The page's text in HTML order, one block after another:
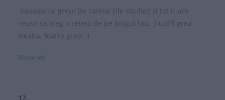
Vaaaaai ce greu! De cateva zile studiez si tot n-am
reusit sa aleg o reteta de pe blogul tau. :) uufff grea
treaba, foarte grea! :)
Răspunde